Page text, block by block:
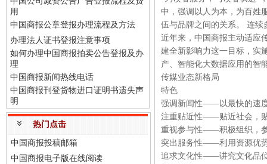
用
中国商报公章登报办理流程及方法
办理法人证书登报注意事项
如何办理中国商报拍卖公告登报及办
理
中国商报新闻热线电话
中国商报刊登货物进口证明书遗失声
明
热门点击
中国商报投稿邮箱
中国商报电子版在线阅读
中，强调以人为本，为百姓
伍与品牌之间的关系。 连续
近年来，中国商报主动适应
建全新影响力这一目标，实
产、智能化大数据应用的智
传媒业态新格局
特色
强调新闻性——以最快的速
注重贴近性——贴近社会，
重视参与性——积极组织，
突出服务性——利用资源优
追求文化性——讲究文化品